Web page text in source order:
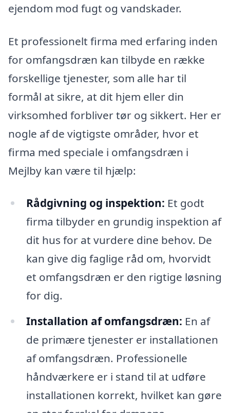
ejendom mod fugt og vandskader.
Et professionelt firma med erfaring inden
for omfangsdræn kan tilbyde en række
forskellige tjenester, som alle har til
formål at sikre, at dit hjem eller din
virksomhed forbliver tør og sikkert. Her er
nogle af de vigtigste områder, hvor et
firma med speciale i omfangsdræn i
Mejlby kan være til hjælp:
Rådgivning og inspektion: Et godt
firma tilbyder en grundig inspektion af
dit hus for at vurdere dine behov. De
kan give dig faglige råd om, hvorvidt
et omfangsdræn er den rigtige løsning
for dig.
Installation af omfangsdræn: En af
de primære tjenester er installationen
af omfangsdræn. Professionelle
håndværkere er i stand til at udføre
installationen korrekt, hvilket kan gøre